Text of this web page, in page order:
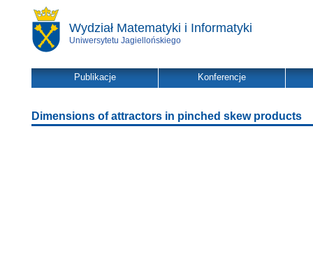
Wydział Matematyki i Informatyki
Uniwersytetu Jagiellońskiego
Publikacje Konferencje
Dimensions of attractors in pinched skew products